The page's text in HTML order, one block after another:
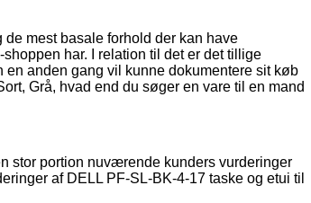
mest basale forhold der kan have
har. I relation til det er det tillige
anden gang vil kunne dokumentere sit køb
Grå, hvad end du søger en vare til en mand
stor portion nuværende kunders vurderinger
af DELL PF-SL-BK-4-17 taske og etui til